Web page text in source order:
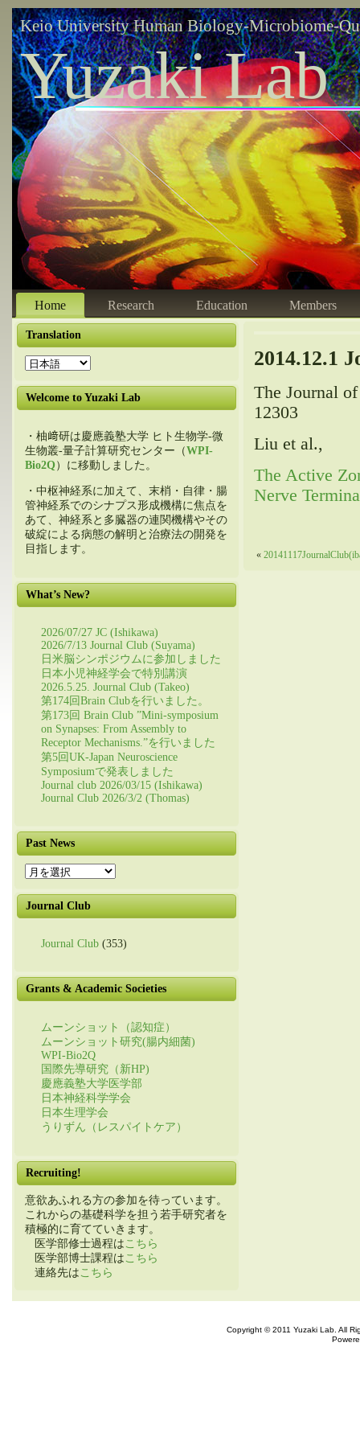
Keio University Human Biology-Microbiome-
Yuzaki Lab
Home Research Education Members
Translation
Welcome to Yuzaki Lab
・柚﨑研は慶應義塾大学 ヒト生物学-微
生物叢-量子計算研究センター（WPI-
Bio2Q）に移動しました。
・中枢神経系に加えて、末梢・自律・腸
管神経系でのシナプス形成機構に焦点を
あて、神経系と多臓器の連関機構やその
破綻による病態の解明と治療法の開発を
目指します。
What’s New?
2026/07/27 JC (Ishikawa)
2026/7/13 Journal Club (Suyama)
日米脳シンポジウムに参加しました
日本小児神経学会で特別講演
2026.5.25. Journal Club (Takeo)
第174回Brain Clubを行いました。
第173回 Brain Club ”Mini-symposium
on Synapses: From Assembly to
Receptor Mechanisms.”を行いました
第5回UK-Japan Neuroscience
Symposiumで発表しました
Journal club 2026/03/15 (Ishikawa)
Journal Club 2026/3/2 (Thomas)
Past News
Past
News
Journal Club
Journal Club (353)
Grants & Academic Societies
ムーンショット（認知症）
ムーンショット研究(腸内細菌)
WPI-Bio2Q
国際先導研究（新HP)
慶應義塾大学医学部
日本神経科学学会
日本生理学会
うりずん（レスパイトケア）
Recruiting!
意欲あふれる方の参加を待っています。
これからの基礎科学を担う若手研究者を
積極的に育てていきます。
医学部修士過程は こちら
医学部博士課程は こちら
連絡先は こちら
2014.12.1
The Journal
12303
Liu et al.,
The Active
Nerve
«
Copyright © 2011 Yuzaki Lab. All